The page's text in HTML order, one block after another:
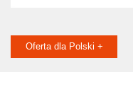
Oferta dla Polski +